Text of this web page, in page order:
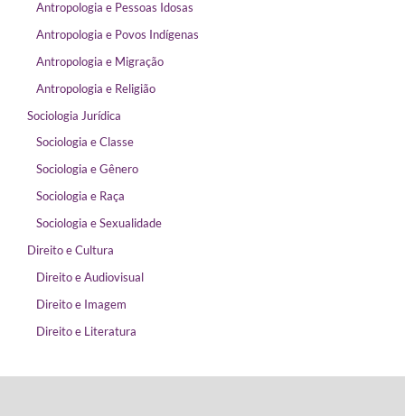
Antropologia e Pessoas Idosas
Antropologia e Povos Indígenas
Antropologia e Migração
Antropologia e Religião
Sociologia Jurídica
Sociologia e Classe
Sociologia e Gênero
Sociologia e Raça
Sociologia e Sexualidade
Direito e Cultura
Direito e Audiovisual
Direito e Imagem
Direito e Literatura